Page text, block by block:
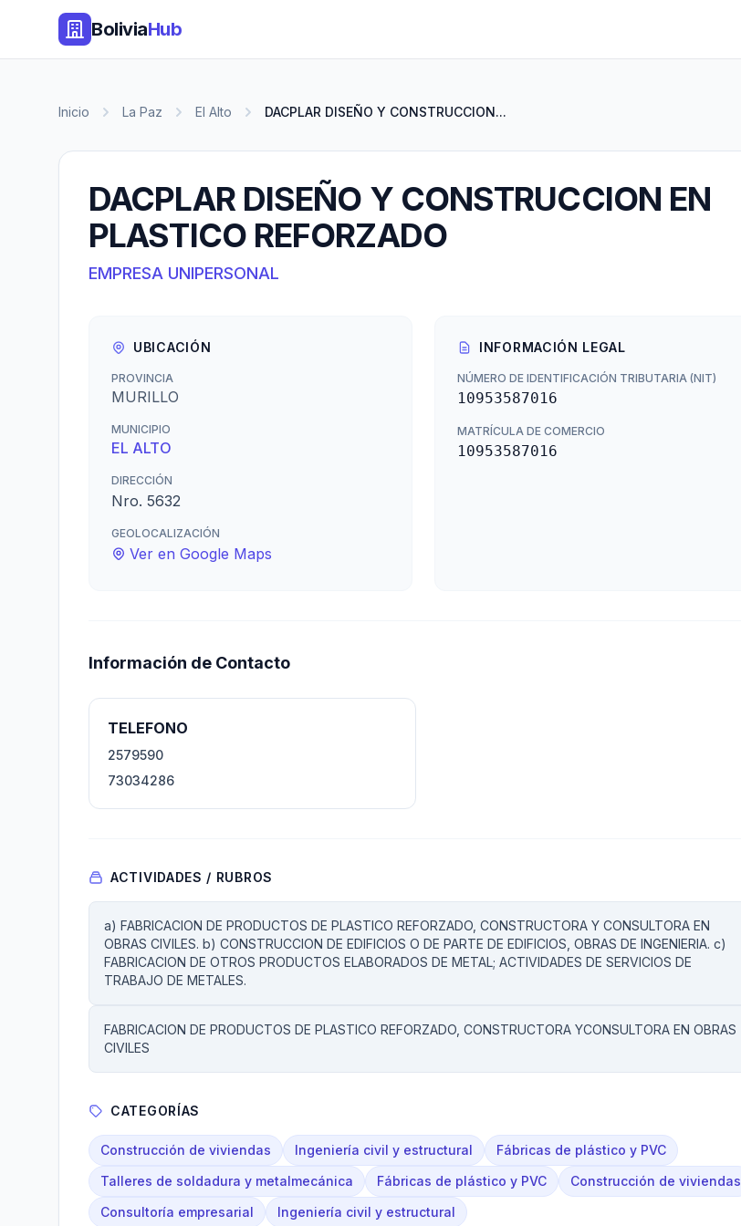
BoliviaHub
Inicio La Paz El Alto DACPLAR DISEÑO Y CONSTRUCCION...
DACPLAR DISEÑO Y CONSTRUCCION EN
PLASTICO REFORZADO
EMPRESA UNIPERSONAL
UBICACIÓN
PROVINCIA
MURILLO
MUNICIPIO
EL ALTO
DIRECCIÓN
Nro. 5632
GEOLOCALIZACIÓN
Ver en Google Maps
INFORMACIÓN LEGAL
NÚMERO DE IDENTIFICACIÓN TRIBUTARIA (NIT)
10953587016
MATRÍCULA DE COMERCIO
10953587016
Información de Contacto
TELEFONO
2579590
73034286
ACTIVIDADES / RUBROS
a) FABRICACION DE PRODUCTOS DE PLASTICO REFORZADO, CONSTRUCTORA Y CONSULTORA EN
OBRAS CIVILES. b) CONSTRUCCION DE EDIFICIOS O DE PARTE DE EDIFICIOS, OBRAS DE INGENIERIA. c)
FABRICACION DE OTROS PRODUCTOS ELABORADOS DE METAL; ACTIVIDADES DE SERVICIOS DE
TRABAJO DE METALES.
FABRICACION DE PRODUCTOS DE PLASTICO REFORZADO, CONSTRUCTORA YCONSULTORA EN OBRAS
CIVILES
CATEGORÍAS
Construcción de viviendas Ingeniería civil y estructural
Fábricas de plástico y PVC
Talleres de soldadura y metalmecánica
Fábricas de plástico y PVC
Construcción de viviendas
Consultoría empresarial
Ingeniería civil y estructural